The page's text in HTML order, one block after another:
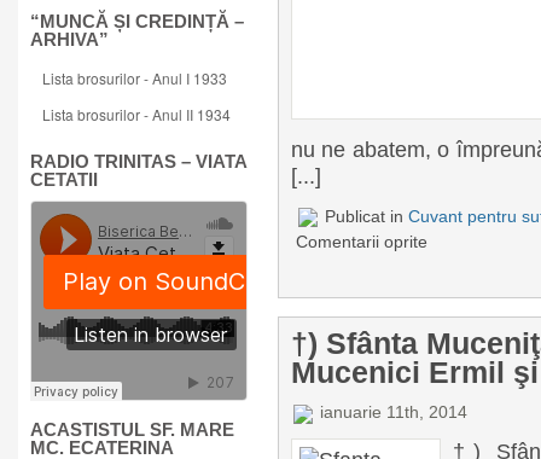
“MUNCĂ ȘI CREDINȚĂ –
ARHIVA”
Lista brosurilor - Anul I 1933
Lista brosurilor - Anul II 1934
RADIO TRINITAS – VIATA
CETATII
ACASTISTUL SF. MARE
MC. ECATERINA
nu ne abatem, o
[...]
Publicat in Cuvant pentru
Comentarii oprite
†) Sfânta
Mucenici Ermil
ianuarie 11th, 2014
†)